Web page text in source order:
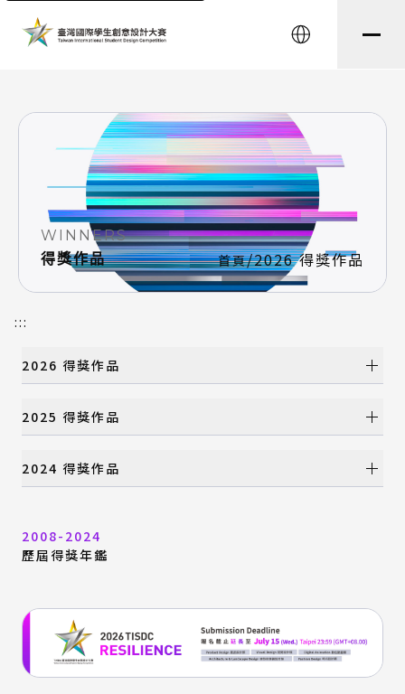
English
WINNERS
得獎作品
首頁/2026 得獎作品
:::
2026 得獎作品
年度大獎
國際設計組織特別獎
視覺設計類
時尚設計類
2025 得獎作品
年度大獎
國際設計組織特別獎
視覺設計類
數位動畫類
特別獎
2024 得獎作品
國際設計組織特別獎
產品設計類
建築與景觀設計類
時尚設計類
特別獎
2008-2024
歷屆得獎年鑑